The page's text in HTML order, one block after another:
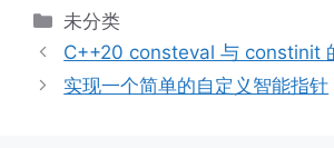
分
类
未分类
C++20 consteval 与 constinit
实现一个简单的自定义智能指针